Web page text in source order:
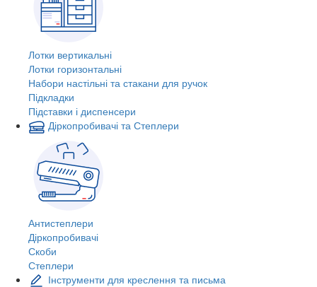
Лотки вертикальні
Лотки горизонтальні
Набори настільні та стакани для ручок
Підкладки
Підставки і диспенсери
Діркопробивачі та Степлери
Антистеплери
Діркопробивачі
Скоби
Степлери
Інструменти для креслення та письма